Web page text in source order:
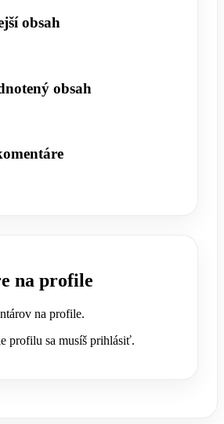
obsah
obsah
na profile
na profile.
profilu sa musíš prihlásiť.